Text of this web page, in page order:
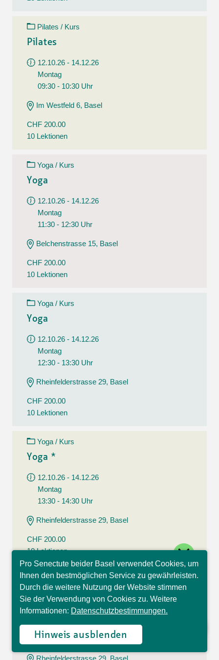
Pilates / Kurs
Pilates
12.10.26 - 14.12.26
Montag
09:30 - 10:30 Uhr
Im Westfeld 6, Basel
CHF 200.00
10 Lektionen
Yoga / Kurs
Yoga
12.10.26 - 14.12.26
Montag
11:30 - 12:30 Uhr
Belchenstrasse 15, Basel
CHF 200.00
10 Lektionen
Yoga / Kurs
Yoga
12.10.26 - 14.12.26
Montag
12:30 - 13:30 Uhr
Rheinfelderstrasse 29, Basel
CHF 200.00
10 Lektionen
Yoga / Kurs
Yoga *
12.10.26 - 14.12.26
Montag
13:30 - 14:30 Uhr
Rheinfelderstrasse 29, Basel
CHF 200.00
10 Lektionen
Yoga / Kurs
Yoga *
12.10.26 - 14.12.26
Montag
14:30 - 15:30 Uhr
Rheinfelderstrasse 29, Basel
Pro Senectute beider Basel verwendet Cookies, um
Ihnen den bestmöglichen Service zu gewährleisten.
Durch die weitere Nutzung der Website stimmen
Sie der Verwendung von Cookies zu. Weitere
Informationen: Datenschutzbestimmungen.
Hinweis ausblenden
Hallo, ich bin Sophia und
beantworte gerne Ihre
Fragen.
close